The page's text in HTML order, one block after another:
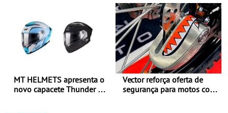
verão
MT HELMETS apresenta o
novo capacete Thunder 4 R
Vector reforça oferta de
segurança para motos com